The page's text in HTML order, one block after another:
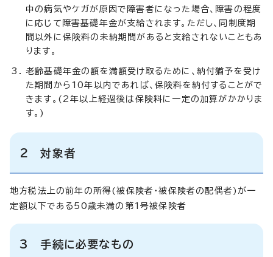
中の病気やケガが原因で障害者になった場合、障害の程度
に応じて障害基礎年金が支給されます。ただし、同制度期
間以外に保険料の未納期間があると支給されないこともあ
ります。
老齢基礎年金の額を満額受け取るために、納付猶予を受け
た期間から10年以内であれば、保険料を納付することがで
きます。(2年以上経過後は保険料に一定の加算がかかりま
す。)
2 対象者
地方税法上の前年の所得(被保険者・被保険者の配偶者)が一
定額以下である50歳未満の第1号被保険者
3 手続に必要なもの